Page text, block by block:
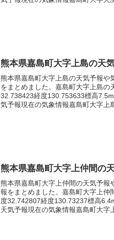
熊本県嘉島町大字上島の天
熊本県嘉島町大字上島の天気予報や
をまとめました。嘉島町大字上島の
32.738423経度130.753633標高
気予報現在の気象情報嘉島町大字上
熊本県嘉島町大字上仲間の
熊本県嘉島町大字上仲間の天気予報
報をまとめました。嘉島町大字上仲
度32.742807経度130.73237標高
天気予報現在の気象情報嘉島町大字